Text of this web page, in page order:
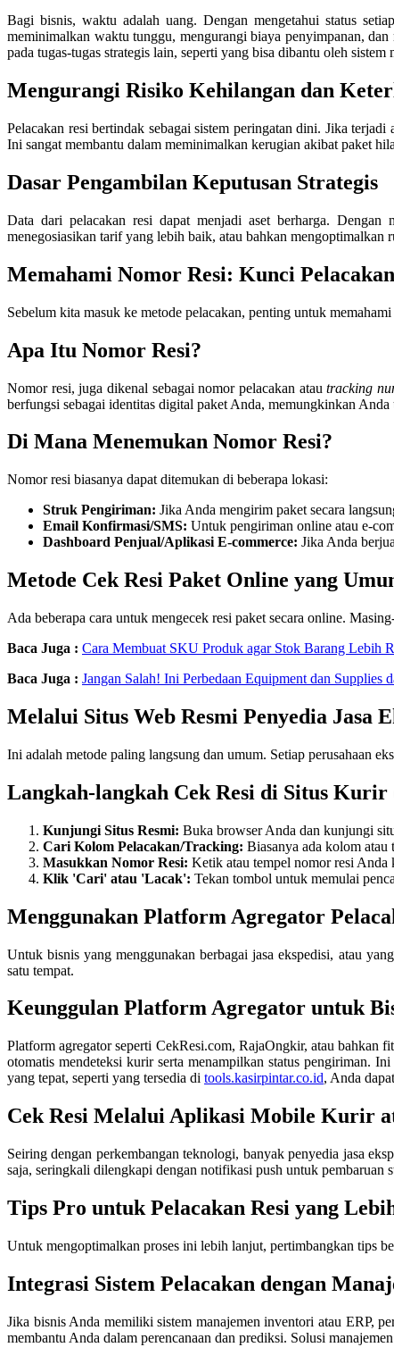
Bagi bisnis, waktu adalah uang. Dengan mengetahui status
meminimalkan waktu tunggu, mengurangi biaya penyimpanan,
pada tugas-tugas strategis lain, seperti yang bisa dibantu oleh
Mengurangi Risiko Kehilangan dan
Pelacakan resi bertindak sebagai sistem peringatan dini. Jika
Ini sangat membantu dalam meminimalkan kerugian akibat paket
Dasar Pengambilan Keputusan Strategis
Data dari pelacakan resi dapat menjadi aset berharga. Dengan
menegosiasikan tarif yang lebih baik, atau bahkan mengoptimalkan
Memahami Nomor Resi: Kunci
Sebelum kita masuk ke metode pelacakan, penting untuk
Apa Itu Nomor Resi?
Nomor resi, juga dikenal sebagai nomor pelacakan atautracking
berfungsi sebagai identitas digital paket Anda, memungkinkan
Di Mana Menemukan Nomor Resi?
Nomor resi biasanya dapat ditemukan di beberapa lokasi:
Struk Pengiriman: Jika Anda mengirim paket secara
Email Konfirmasi/SMS: Untuk pengiriman online atau e-
Dashboard Penjual/Aplikasi E-commerce: Jika Anda
Metode Cek Resi Paket Online yang
Ada beberapa cara untuk mengecek resi paket secara online.
Baca Juga : Cara Membuat SKU Produk agar Stok Barang Lebih
Baca Juga : Jangan Salah! Ini Perbedaan Equipment dan Supplies
Melalui Situs Web Resmi Penyedia Jasa
Ini adalah metode paling langsung dan umum. Setiap perusahaan
Langkah-langkah Cek Resi di Situs
Kunjungi Situs Resmi: Buka browser Anda dan kunjungi
Cari Kolom Pelacakan/Tracking: Biasanya ada kolom
Masukkan Nomor Resi: Ketik atau tempel nomor resi Anda
Klik 'Cari' atau 'Lacak': Tekan tombol untuk memulai
Menggunakan Platform Agregator
Untuk bisnis yang menggunakan berbagai jasa ekspedisi, atau
satu tempat.
Keunggulan Platform Agregator untuk
Platform agregator seperti CekResi.com, RajaOngkir, atau bahkan
otomatis mendeteksi kurir serta menampilkan status pengiriman.
yang tepat, seperti yang tersedia di tools.kasirpintar.co.id, Anda
Cek Resi Melalui Aplikasi Mobile Kurir
Seiring dengan perkembangan teknologi, banyak penyedia jasa
saja, seringkali dilengkapi dengan notifikasi push untuk pembaruan
Tips Pro untuk Pelacakan Resi yang
Untuk mengoptimalkan proses ini lebih lanjut, pertimbangkan tips
Integrasi Sistem Pelacakan dengan
Jika bisnis Anda memiliki sistem manajemen inventori atau ERP,
membantu Anda dalam perencanaan dan prediksi. Solusi